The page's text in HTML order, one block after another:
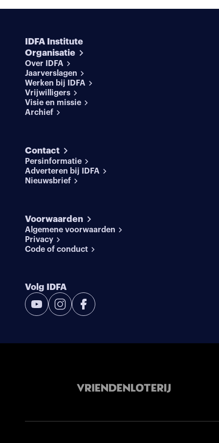
IDFA Institute
Organisatie
Over IDFA
Jaarverslagen
Werken bij IDFA
Vrijwilligers
Visie en missie
Archief
Contact
Persinformatie
Adverteren bij IDFA
Nieuwsbrief
Voorwaarden
Algemene voorwaarden
Privacy
Code of conduct
Volg IDFA